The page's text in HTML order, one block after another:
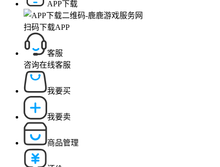
APP下载
扫码下载APP
客服
咨询在线客服
我要买
我要卖
商品管理